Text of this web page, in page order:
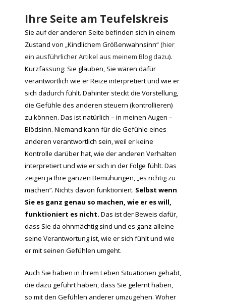
Ihre Seite am Teufelskreis
Sie auf der anderen Seite befinden sich in einem
Zustand von „Kindlichem Größenwahnsinn“ (hier
ein ausführlicher Artikel aus meinem Blog dazu).
Kurzfassung: Sie glauben, Sie wären dafür
verantwortlich wie er Reize interpretiert und wie er
sich dadurch fühlt. Dahinter steckt die Vorstellung,
die Gefühle des anderen steuern (kontrollieren)
zu können. Das ist natürlich – in meinen Augen –
Blödsinn. Niemand kann für die Gefühle eines
anderen verantwortlich sein, weil er keine
Kontrolle darüber hat, wie der anderen Verhalten
interpretiert und wie er sich in der Folge fühlt. Das
zeigen ja Ihre ganzen Bemühungen, „es richtig zu
machen“. Nichts davon funktioniert. Selbst wenn
Sie es ganz genau so machen, wie er es will,
funktioniert es nicht. Das ist der Beweis dafür,
dass Sie da ohnmächtig sind und es ganz alleine
seine Verantwortung ist, wie er sich fühlt und wie
er mit seinen Gefühlen umgeht.
Auch Sie haben in ihrem Leben Situationen gehabt,
die dazu geführt haben, dass Sie gelernt haben,
so mit den Gefühlen anderer umzugehen. Woher